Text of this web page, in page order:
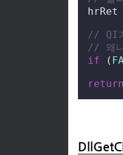
hrRet
// QI
// 왜냐
if (
return